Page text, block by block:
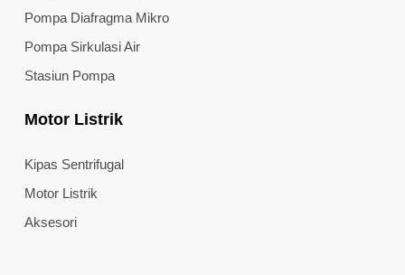
Pompa Diafragma Mikro
Pompa Sirkulasi Air
Stasiun Pompa
Motor Listrik
Kipas Sentrifugal
Motor Listrik
Aksesori